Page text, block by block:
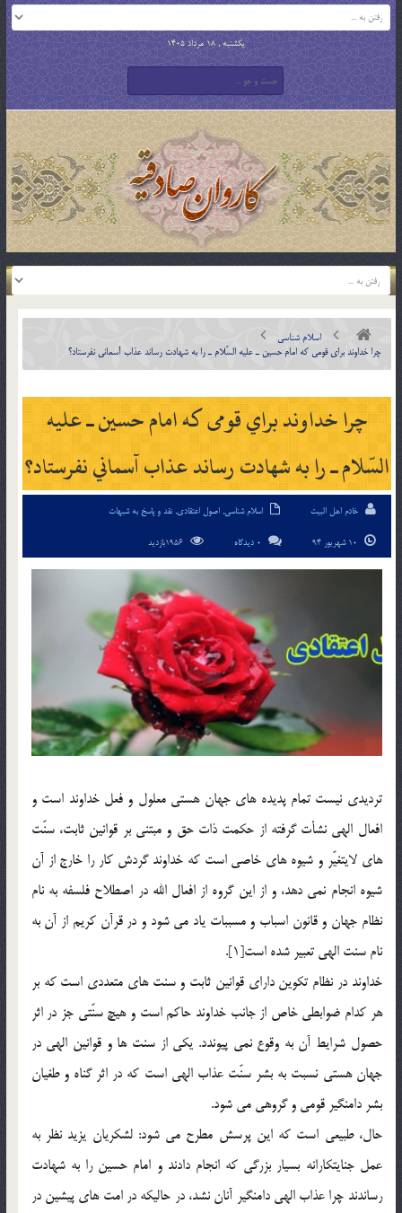
یکشنبه , 18 مرداد 1405
اسلام شناسی
چرا خداوند براي قومی که امام حسين ـ عليه السّلام ـ را به شهادت رساند عذاب آسماني نفرستاد؟
چرا خداوند براي قومی که امام حسين ـ عليه
السّلام ـ را به شهادت رساند عذاب آسماني نفرستاد؟
خادم اهل البیت اسلام شناسی, اصول اعتقادی, نقد و پاسخ به شبهات
0 دیدگاه
ترديدي نيست تمام پديده هاي جهان هستي معلول و فعل خداوند است و
افعال الهي نشأت گرفته از حكمت ذات حق و مبتني بر قوانين ثابت، سنّت
هاي لايتغيّر و شيوه هاي خاصي است كه خداوند گردش كار را خارج از آن
شيوه انجام نمي دهد، و از اين گروه از افعال الله در اصطلاح فلسفه به نام
نظام جهان و قانون اسباب و مسببات ياد مي شود و در قرآن كريم از آن به
نام سنت الهي تعبير شده است[1].
خداوند در نظام تكوين داراي قوانين ثابت و سنت هاي متعددي است كه بر
هر كدام ضوابطي خاص از جانب خداوند حاكم است و هيچ سنّتي جز در اثر
حصول شرايط آن به وقوع نمي پيوندد. يكي از سنت ها و قوانين الهي در
جهان هستي نسبت به بشر سنّت عذاب الهي است كه در اثر گناه و طغيان
بشر دامنگير قومي و گروهي مي شود.
حال، طبيعي است كه اين پرسش مطرح مي شود: لشكريان يزيد نظر به
عمل جنايتكارانه بسيار بزرگي كه انجام دادند و امام حسين را به شهادت
رساندند چرا عذاب الهي دامنگير آنان نشد، در حاليكه در امت هاي پيشين در